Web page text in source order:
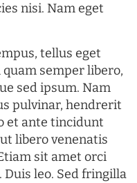
nisi. Nam eget
tellus eget
semper libero,
sed ipsum. Nam
pulvinar, hendrerit
et ante tincidunt
libero venenatis
sit amet orci
leo. Sed fringilla